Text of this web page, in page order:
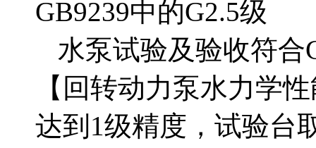
GB9239中的G2.5级
水泵试验及验收符合
【回转动力泵水力学
达到1级精度，试验台